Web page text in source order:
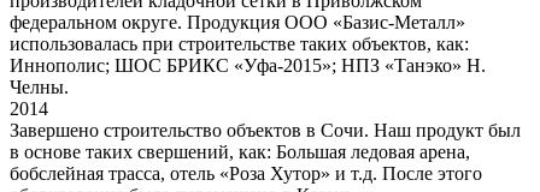
федеральном округе. Продукция ООО «Базис-Металл»
использовалась при строительстве таких объектов, как:
Иннополис; ШОС БРИКС «Уфа-2015»; НПЗ «Танэко» Н.
Челны.
2014
Завершено строительство объектов в Сочи. Наш продукт был
в основе таких свершений, как: Большая ледовая арена,
бобслейная трасса, отель «Роза Хутор» и т.д. После этого